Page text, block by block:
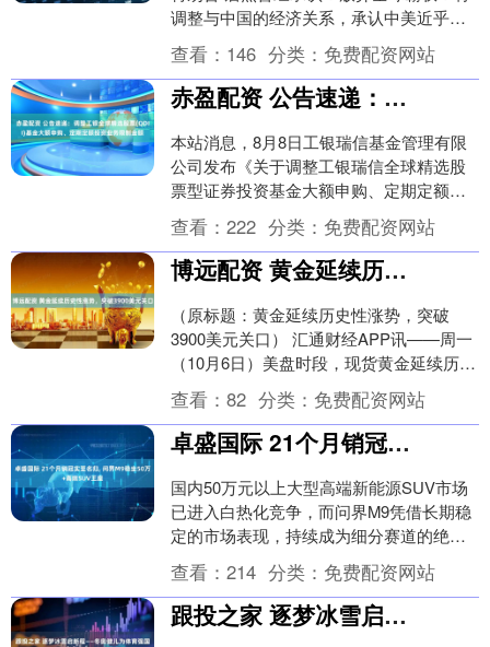
调整与中国的经济关系，承认中美近乎平
等！这条表态一出来，国际政坛算是炸开
了锅。 先....
查看： 146 分类： 免费配资网站
赤盈配资 公告速递：调整工银全球精选股票(QDII)基金大额申购、定期定额投资业务限制金额
本站消息，8月8日工银瑞信基金管理有限
公司发布《关于调整工银瑞信全球精选股
票型证券投资基金大额申购、定期定额投
资业务限制金额的公告》。公告中提示，
为保护基金份额....
查看： 222 分类： 免费配资网站
博远配资 黄金延续历史性涨势，突破3900美元关口
（原标题：黄金延续历史性涨势，突破
3900美元关口） 汇通财经APP讯——周一
（10月6日）美盘时段，现货黄金延续历史
性涨势，价格突破3900美元，不断刷新历
史....
查看： 82 分类： 免费配资网站
卓盛国际 21个月销冠实至名归, 问界M9稳坐50万+高端SUV王座
国内50万元以上大型高端新能源SUV市场
已进入白热化竞争，而问界M9凭借长期稳
定的市场表现，持续成为细分赛道的绝对
领导者，稳居50万元级别大型SUV畅销前
列。事....
查看： 214 分类： 免费配资网站
跟投之家 逐梦冰雪启新程——冬奥健儿为体育强国建设注入新活力